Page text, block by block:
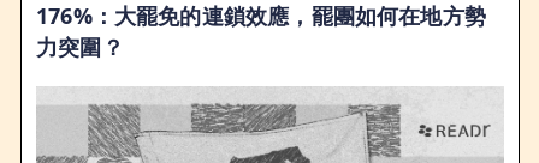
176%：大罷免的連鎖效應，罷團如何在地方勢
力突圍？